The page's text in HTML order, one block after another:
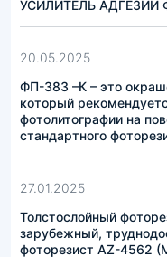
УСИЛИТЕЛЬ АДГЕЗИИ
20.05.2025
ФП-383 –К – это
который
фотолитографии на
стандартного
27.01.2025
Толстослойный
зарубежный,
фоторезист AZ-4562